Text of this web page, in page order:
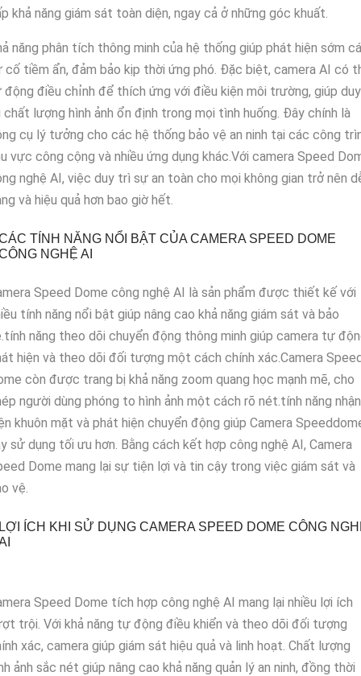
khả năng giám sát toàn diện, ngay cả ở những góc khuất.
năng phân tích thông minh của hệ thống giúp phát hiện sớm
cố tiềm ẩn, đảm bảo kịp thời ứng phó. Đặc biệt, camera AI có
điều chỉnh để thích ứng với điều kiện môi trường, giúp duy
lượng hình ảnh ổn định trong mọi tình huống. Đây chính là
cụ lý tưởng cho các hệ thống bảo vệ an ninh tại các công
vực công cộng và nhiều ứng dụng khác.Với camera Speed
nghệ AI, việc duy trì sự an toàn cho mọi không gian trở nên
và hiệu quả hơn bao giờ hết.
TÍNH NĂNG NỔI BẬT CỦA CAMERA SPEED DOME
NGHỆ AI
Speed Dome công nghệ AI là sản phẩm được thiết kế với
tính năng nổi bật giúp nâng cao khả năng giám sát và bảo
năng theo dõi chuyển động thông minh giúp camera tự
hiện và theo dõi đối tượng một cách chính xác.Camera
còn được trang bị khả năng zoom quang học mạnh mẽ, cho
người dùng phóng to hình ảnh một cách rõ nét.tính năng nhận
khuôn mặt và phát hiện chuyển động giúp Camera
sử dụng tối ưu hơn. Bằng cách kết hợp công nghệ AI, Camera
Dome mang lại sự tiện lợi và tin cậy trong việc giám sát và
vệ.
ÍCH KHI SỬ DỤNG CAMERA SPEED DOME CÔNG
Speed Dome tích hợp công nghệ AI mang lại nhiều lợi ích
trội. Với khả năng tự động điều khiển và theo dõi đối tượng
xác, camera giúp giám sát hiệu quả và linh hoạt. Chất lượng
ảnh sắc nét giúp nâng cao khả năng quản lý an ninh, đồng thời